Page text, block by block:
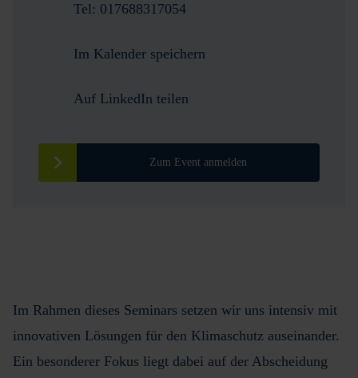
Tel: 017688317054
Im Kalender speichern
Auf LinkedIn teilen
Zum Event anmelden
Im Rahmen dieses Seminars setzen wir uns intensiv mit
innovativen Lösungen für den Klimaschutz auseinander.
Ein besonderer Fokus liegt dabei auf der Abscheidung